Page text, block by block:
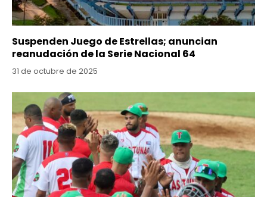
Suspenden Juego de Estrellas; anuncian
reanudación de la Serie Nacional 64
31 de octubre de 2025